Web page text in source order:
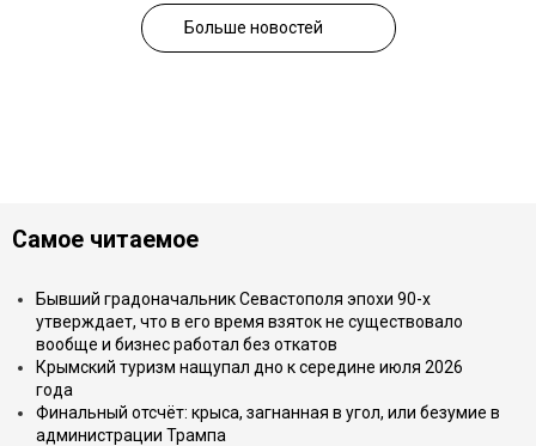
Больше новостей
Самое читаемое
Бывший градоначальник Севастополя эпохи 90-х
утверждает, что в его время взяток не существовало
вообще и бизнес работал без откатов
Крымский туризм нащупал дно к середине июля 2026
года
Финальный отсчёт: крыса, загнанная в угол, или безумие в
администрации Трампа